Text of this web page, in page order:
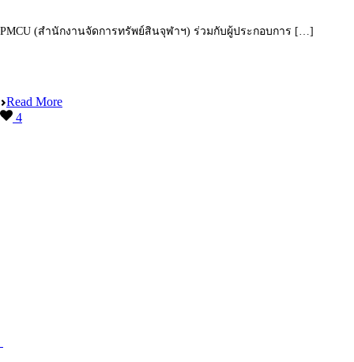
PMCU (สำนักงานจัดการทรัพย์สินจุฬาฯ) ร่วมกับผู้ประกอบการ […]
Read More
4